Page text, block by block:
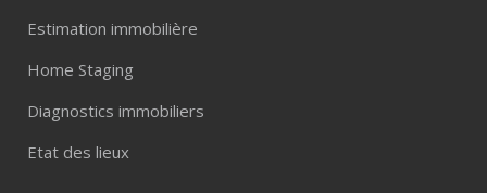
Estimation immobilière
Home Staging
Diagnostics immobiliers
Etat des lieux